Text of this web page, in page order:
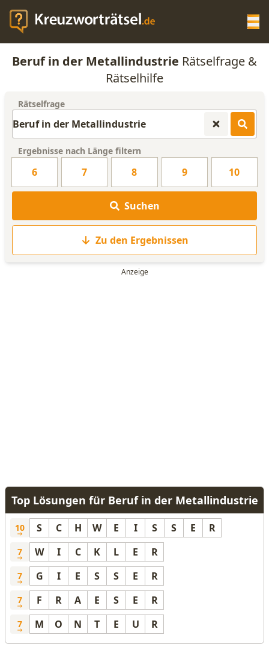
KREUZWORTRÄTSEL-HILFE
ANAGRAMM-GENERATOR
WORTLISTE
Beruf in der Metallindustrie Rätselfrage &
Rätselhilfe
Rätselfrage
Ergebnisse nach Länge filtern
6 7 8 9 10
Suchen
Zu den Ergebnissen
Top Lösungen für Beruf in der Metallindustrie
10 S C H W E I S S E R
7 W I C K L E R
7 G I E S S E R
7 F R A E S E R
7 M O N T E U R